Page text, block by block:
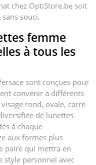
chez OptiStore.be soit
souci.
femme
à tous les
sont conçues pour
convenir à différents
rond, ovale, carré
de lunettes
à chaque
aux formes plus
paire qui mettra en
style personnel avec